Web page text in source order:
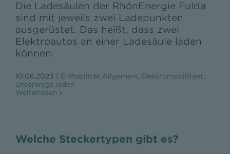
Die Ladesäulen der RhönEnergie Fulda
sind mit jeweils zwei Ladepunkten
ausgerüstet. Das heißt, dass zwei
Elektroautos an einer Ladesäule laden
können.
10.06.2023 E-Mobilität Allgemein, Elektromobilitaet,
Unterwegs laden
Weiterlesen
Welche Steckertypen gibt es?